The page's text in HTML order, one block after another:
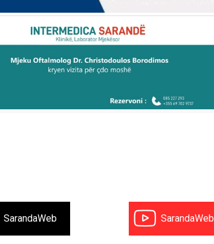
SarandaWeb SarandaWeb